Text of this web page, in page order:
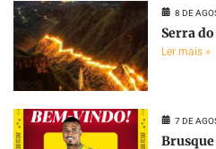
8 DE
Serra
Ler mais »
7 DE